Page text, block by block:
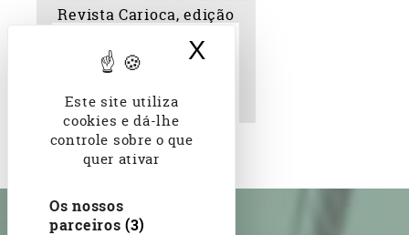
Este site utiliza
cookies e dá-lhe
controle sobre o que
quer ativar
Os nossos
parceiros (3)
X
Nota destacando o
primeiro livro de Georges
Bernanos escrito no
edição 00339 04 de abril
de 1942